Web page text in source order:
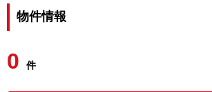
物件情報
0 件